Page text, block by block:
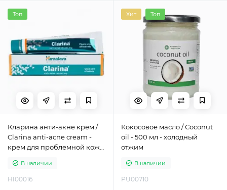
Топ
Кларина анти-акне крем /
Clarina anti-acne cream -
крем для проблемной кожи
В наличии
HI00016
Хит Топ
Кокосовое масло / Coconut
oil - 500 мл - холодный
отжим
В наличии
PU00710